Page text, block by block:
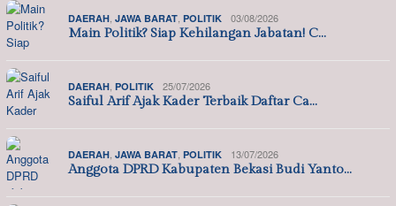
DAERAH JAWA BARAT POLITIK 03/08/2026
Main Politik? Siap Kehilangan Jabatan! C…
DAERAH POLITIK 25/07/2026
Saiful Arif Ajak Kader Terbaik Daftar Ca…
DAERAH JAWA BARAT POLITIK 13/07/2026
Anggota DPRD Kabupaten Bekasi Budi Yanto…